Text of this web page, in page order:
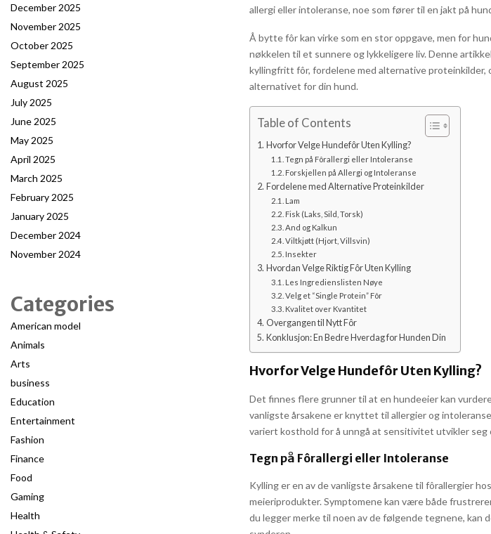
allergi eller intoleranse, noe som fører til en jakt på
Å bytte fôr kan virke som en stor oppgave, men for
nøkkelen til et sunnere og lykkeligere liv. Denne
kyllingfritt fôr, fordelene med alternative proteinkilder,
alternativet for din hund.
Table of Contents
Hvorfor Velge Hundefôr Uten Kylling?
Tegn på Fôrallergi eller Intoleranse
Forskjellen på Allergi og Intoleranse
Fordelene med Alternative Proteinkilder
Lam
Fisk (Laks, Sild, Torsk)
And og Kalkun
Viltkjøtt (Hjort, Villsvin)
Insekter
Hvordan Velge Riktig Fôr Uten Kylling
Les Ingredienslisten Nøye
Velg et “Single Protein” Fôr
Kvalitet over Kvantitet
Overgangen til Nytt Fôr
Konklusjon: En Bedre Hverdag for Hunden Din
Hvorfor Velge Hundefôr Uten Kylling?
Det finnes flere grunner til at en hundeeier kan
vanligste årsakene er knyttet til allergier og
variert kosthold for å unngå at sensitivitet utvikler seg
Tegn på Fôrallergi eller Intoleranse
Kylling er en av de vanligste årsakene til fôrallergier
meieriprodukter. Symptomene kan være både
du legger merke til noen av de følgende tegnene,
December 2025
November 2025
October 2025
September 2025
August 2025
July 2025
June 2025
May 2025
April 2025
March 2025
February 2025
January 2025
December 2024
November 2024
Categories
American model
Animals
Arts
business
Education
Entertainment
Fashion
Finance
Food
Gaming
Health